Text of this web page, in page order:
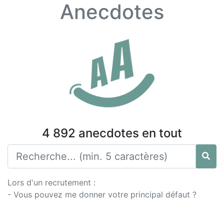
Anecdotes
4 892 anecdotes en tout
Lors d'un recrutement :
- Vous pouvez me donner votre principal défaut ?